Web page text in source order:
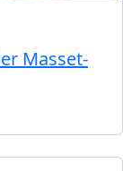
Masset-